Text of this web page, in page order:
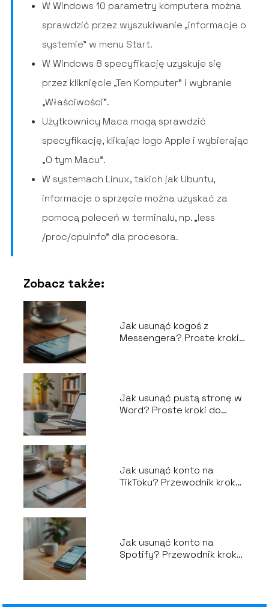
W Windows 10 parametry komputera można
sprawdzić przez wyszukiwanie „informacje o
systemie” w menu Start.
W Windows 8 specyfikację uzyskuje się
przez kliknięcie „Ten Komputer” i wybranie
„Właściwości”.
Użytkownicy Maca mogą sprawdzić
specyfikację, klikając logo Apple i wybierając
„O tym Macu”.
W systemach Linux, takich jak Ubuntu,
informacje o sprzęcie można uzyskać za
pomocą poleceń w terminalu, np. „less
/proc/cpuinfo” dla procesora.
Zobacz także:
Jak usunąć kogoś z
Messengera? Proste kroki
Jak usunąć pustą stronę w
Word? Proste kroki do
Jak usunąć konto na
TikToku? Przewodnik krok
Jak usunąć konto na
Spotify? Przewodnik krok